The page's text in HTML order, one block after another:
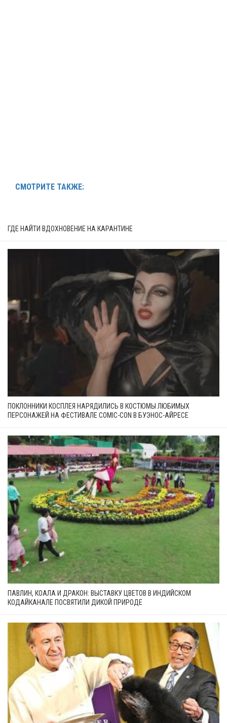
СМОТРИТЕ ТАКЖЕ:
ГДЕ НАЙТИ ВДОХНОВЕНИЕ НА КАРАНТИНЕ
ПОКЛОННИКИ КОСПЛЕЯ НАРЯДИЛИСЬ В КОСТЮМЫ ЛЮБИМЫХ
ПЕРСОНАЖЕЙ НА ФЕСТИВАЛЕ COMIC-CON В БУЭНОС-АЙРЕСЕ
ПАВЛИН, КОАЛА И ДРАКОН: ВЫСТАВКУ ЦВЕТОВ В ИНДИЙСКОМ
КОДАЙКАНАЛЕ ПОСВЯТИЛИ ДИКОЙ ПРИРОДЕ